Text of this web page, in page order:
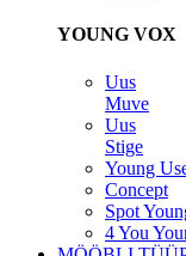
YOUNG VOX
Uus
Muve
Uus
Stige
Young
Concept
Spot
4 You